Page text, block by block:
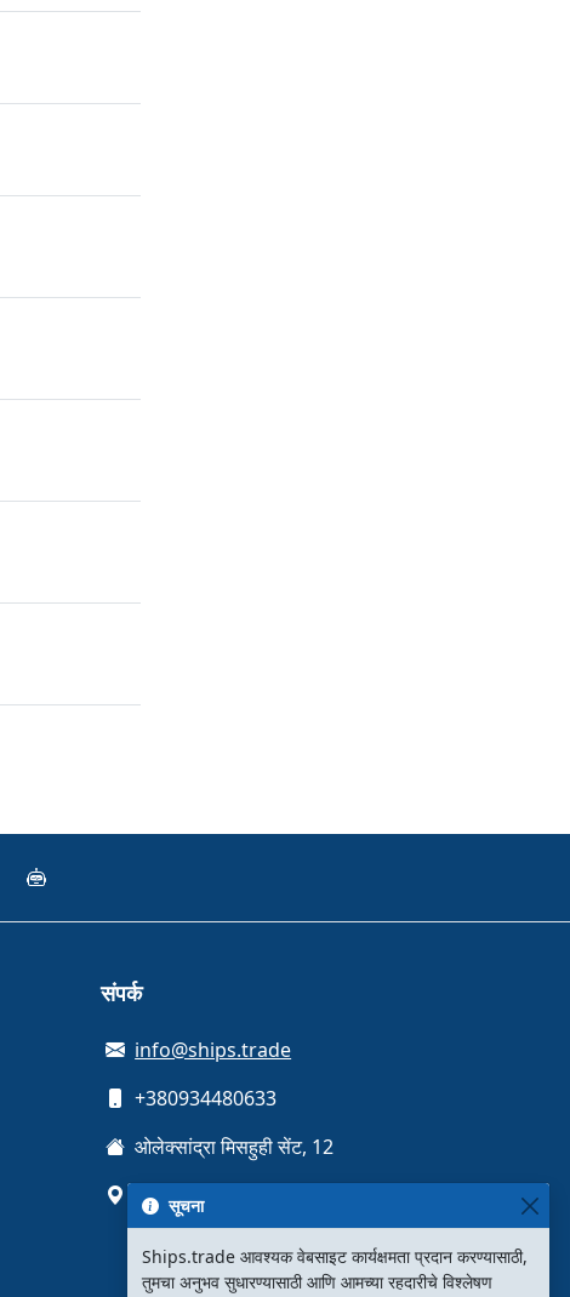
संपर्क
info@ships.trade
+380934480633
ओलेक्सांद्रा मिसहुही सेंट, 12
कीव्ह, युक्रेन
सूचना
Ships.trade आवश्यक वेबसाइट कार्यक्षमता प्रदान करण्यासाठी,
तुमचा अनुभव सुधारण्यासाठी आणि आमच्या रहदारीचे विश्लेषण